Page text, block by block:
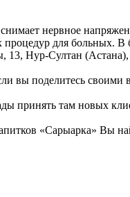
нервное
для больных.
13, Нур-Султан (Астана),
вы поделитесь своими
принять там новых
«Сарыарка» Вы